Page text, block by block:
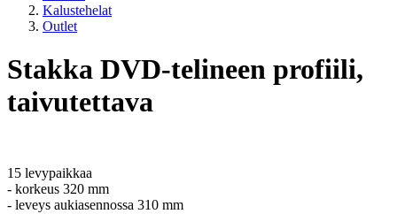
Kalustehelat
Outlet
Stakka DVD-telineen profiili,
taivutettava
15 levypaikkaa
- korkeus 320 mm
- leveys aukiasennossa 310 mm